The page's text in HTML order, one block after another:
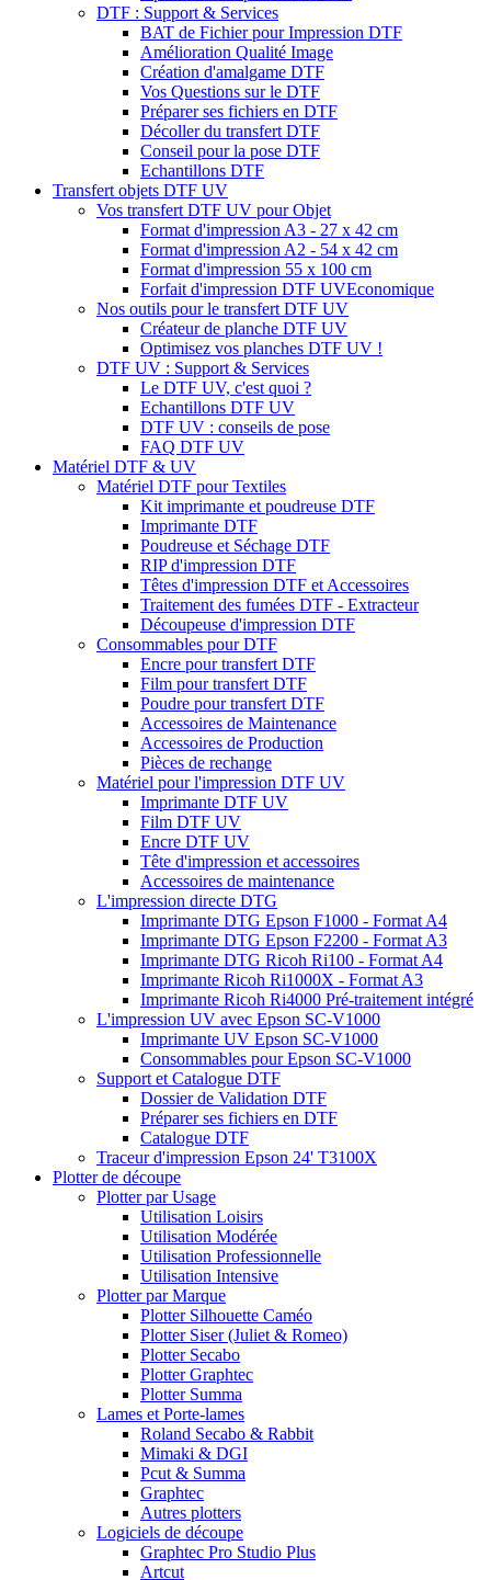
DTF : Support & Services
BAT de Fichier pour Impression DTF
Amélioration Qualité Image
Création d'amalgame DTF
Vos Questions sur le DTF
Préparer ses fichiers en DTF
Décoller du transfert DTF
Conseil pour la pose DTF
Echantillons DTF
Transfert objets DTF UV
Vos transfert DTF UV pour Objet
Format d'impression A3 - 27 x 42 cm
Format d'impression A2 - 54 x 42 cm
Format d'impression 55 x 100 cm
Forfait d'impression DTF UVEconomique
Nos outils pour le transfert DTF UV
Créateur de planche DTF UV
Optimisez vos planches DTF UV !
DTF UV : Support & Services
Le DTF UV, c'est quoi ?
Echantillons DTF UV
DTF UV : conseils de pose
FAQ DTF UV
Matériel DTF & UV
Matériel DTF pour Textiles
Kit imprimante et poudreuse DTF
Imprimante DTF
Poudreuse et Séchage DTF
RIP d'impression DTF
Têtes d'impression DTF et Accessoires
Traitement des fumées DTF - Extracteur
Découpeuse d'impression DTF
Consommables pour DTF
Encre pour transfert DTF
Film pour transfert DTF
Poudre pour transfert DTF
Accessoires de Maintenance
Accessoires de Production
Pièces de rechange
Matériel pour l'impression DTF UV
Imprimante DTF UV
Film DTF UV
Encre DTF UV
Tête d'impression et accessoires
Accessoires de maintenance
L'impression directe DTG
Imprimante DTG Epson F1000 - Format A4
Imprimante DTG Epson F2200 - Format A3
Imprimante DTG Ricoh Ri100 - Format A4
Imprimante Ricoh Ri1000X - Format A3
Imprimante Ricoh Ri4000 Pré-traitement intégré
L'impression UV avec Epson SC-V1000
Imprimante UV Epson SC-V1000
Consommables pour Epson SC-V1000
Support et Catalogue DTF
Dossier de Validation DTF
Préparer ses fichiers en DTF
Catalogue DTF
Traceur d'impression Epson 24' T3100X
Plotter de découpe
Plotter par Usage
Utilisation Loisirs
Utilisation Modérée
Utilisation Professionnelle
Utilisation Intensive
Plotter par Marque
Plotter Silhouette Caméo
Plotter Siser (Juliet & Romeo)
Plotter Secabo
Plotter Graphtec
Plotter Summa
Lames et Porte-lames
Roland Secabo & Rabbit
Mimaki & DGI
Pcut & Summa
Graphtec
Autres plotters
Logiciels de découpe
Graphtec Pro Studio Plus
Artcut